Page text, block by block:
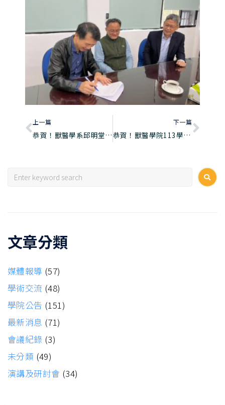
上一篇
恭賀！獸醫學系邱明堂特聘教授當選獸醫學院院長
下一篇
恭賀！獸醫學院113學年度第2學期 鄭明珠老師 通過升等
文章分類
媒體報導 (57)
學術交流 (48)
學院公告 (151)
最新消息 (71)
會議紀錄 (3)
未分類 (49)
演講及研討會 (34)